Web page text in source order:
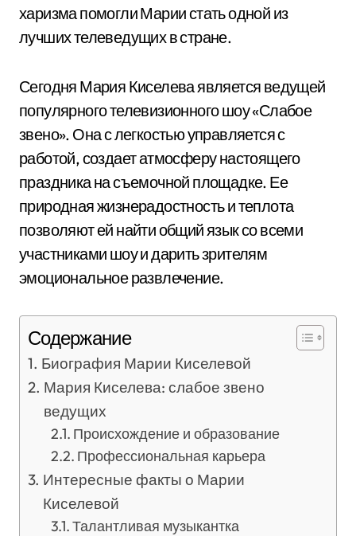
харизма помогли Марии стать одной из
лучших телеведущих в стране.
Сегодня Мария Киселева является ведущей
популярного телевизионного шоу «Слабое
звено». Она с легкостью управляется с
работой, создает атмосферу настоящего
праздника на съемочной площадке. Ее
природная жизнерадостность и теплота
позволяют ей найти общий язык со всеми
участниками шоу и дарить зрителям
эмоциональное развлечение.
Содержание
Биография Марии Киселевой
Мария Киселева: слабое звено
ведущих
Происхождение и образование
Профессиональная карьера
Интересные факты о Марии
Киселевой
Талантливая музыкантка